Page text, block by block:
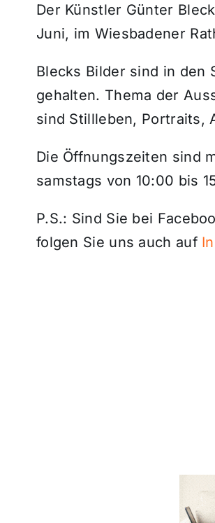
Der Künstler Günter
Juni, im Wiesbadener
Blecks Bilder sind in den
gehalten. Thema der
sind Stillleben, Portraits,
Die Öffnungszeiten sind
samstags von 10:00 bis
P.S.: Sind Sie bei
folgen Sie uns auch auf